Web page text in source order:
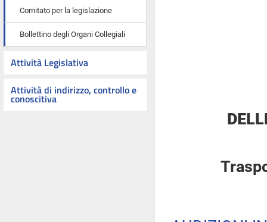
Comitato per la legislazione
Bollettino degli Organi Collegiali
Attività Legislativa
Attività di indirizzo, controllo e
conoscitiva